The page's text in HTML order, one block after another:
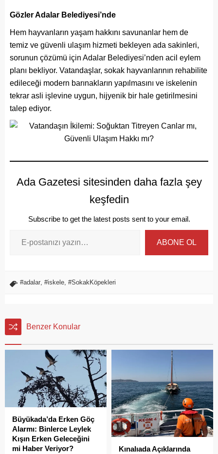
Gözler Adalar Belediyesi’nde
Hem hayvanların yaşam hakkını savunanlar hem de
temiz ve güvenli ulaşım hizmeti bekleyen ada sakinleri,
sorunun çözümü için Adalar Belediyesi’nden acil eylem
planı bekliyor. Vatandaşlar, sokak hayvanlarının rehabilite
edileceği modern barınakların yapılmasını ve iskelenin
tekrar asli işlevine uygun, hijyenik bir hale getirilmesini
talep ediyor.
Ada Gazetesi sitesinden daha fazla şey
keşfedin
Subscribe to get the latest posts sent to your email.
ABONE OL
#adalar, #iskele, #SokakKöpekleri
Benzer Konular
Büyükada’da Erken Göç
Alarmı: Binlerce Leylek
Kışın Erken Geleceğini
mi Haber Veriyor?
Kınalıada Açıklarında